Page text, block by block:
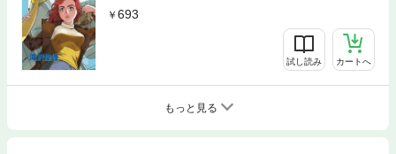
693
試し読み カートへ
もっと見る